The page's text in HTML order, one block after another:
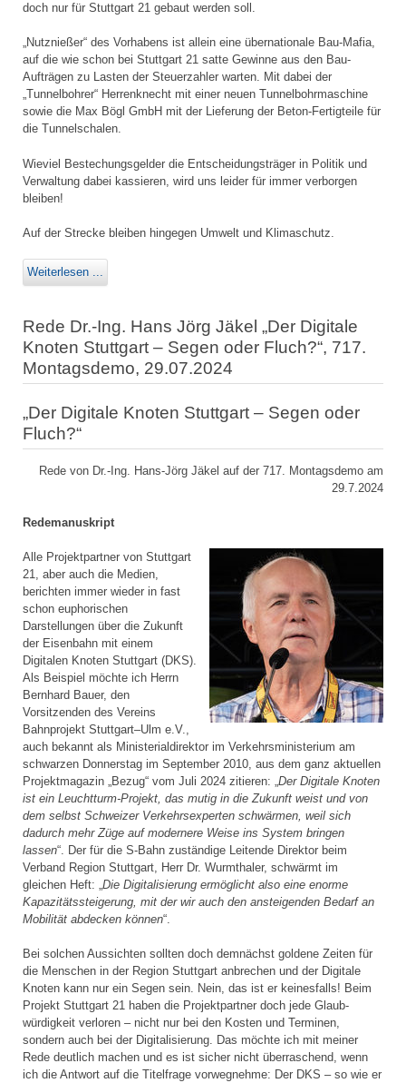
doch nur für Stuttgart 21 gebaut werden soll.
„Nutznießer“ des Vorhabens ist allein eine übernationale Bau-Mafia,
auf die wie schon bei Stuttgart 21 satte Gewinne aus den Bau-
Aufträgen zu Lasten der Steuerzahler warten. Mit dabei der
„Tunnelbohrer“ Herrenknecht mit einer neuen Tunnelbohrmaschine
sowie die Max Bögl GmbH mit der Lieferung der Beton-Fertigteile für
die Tunnelschalen.
Wieviel Bestechungsgelder die Entscheidungsträger in Politik und
Verwaltung dabei kassieren, wird uns leider für immer verborgen
bleiben!
Auf der Strecke bleiben hingegen Umwelt und Klimaschutz.
Weiterlesen ...
Rede Dr.-Ing. Hans Jörg Jäkel „Der Digitale
Knoten Stuttgart – Segen oder Fluch?“, 717.
Montagsdemo, 29.07.2024
„Der Digitale Knoten Stuttgart – Segen oder
Fluch?“
Rede von Dr.-Ing. Hans-Jörg Jäkel auf der 717. Montagsdemo am
29.7.2024
Redemanuskript
Alle Projektpartner von Stuttgart
21, aber auch die Medien,
berichten immer wieder in fast
schon euphorischen
Darstellungen über die Zukunft
der Eisenbahn mit einem
Digitalen Knoten Stuttgart (DKS).
Als Beispiel möchte ich Herrn
Bernhard Bauer, den
Vorsitzenden des Vereins
Bahnprojekt Stuttgart–Ulm e.V.,
auch bekannt als Ministerial­direktor im Verkehrsministerium am
schwarzen Donnerstag im September 2010, aus dem ganz aktuellen
Projektmagazin „Bezug“ vom Juli 2024 zitieren: „Der Digitale Knoten
ist ein Leuchtturm-Projekt, das mutig in die Zukunft weist und von
dem selbst Schweizer Verkehrsexperten schwärmen, weil sich
dadurch mehr Züge auf modernere Weise ins System bringen
lassen“. Der für die S-Bahn zuständige Leitende Direktor beim
Verband Region Stuttgart, Herr Dr. Wurmthaler, schwärmt im
gleichen Heft: „Die Digitalisierung ermöglicht also eine enorme
Kapazitätssteigerung, mit der wir auch den ansteigenden Bedarf an
Mobilität abdecken können“.
Bei solchen Aussichten sollten doch demnächst goldene Zeiten für
die Menschen in der Region Stuttgart anbrechen und der Digitale
Knoten kann nur ein Segen sein. Nein, das ist er keinesfalls! Beim
Projekt Stuttgart 21 haben die Projektpartner doch jede Glaub­
würdigkeit verloren – nicht nur bei den Kosten und Terminen,
sondern auch bei der Digitalisierung. Das möchte ich mit meiner
Rede deutlich machen und es ist sicher nicht überraschend, wenn
ich die Antwort auf die Titelfrage vorwegnehme: Der DKS – so wie er